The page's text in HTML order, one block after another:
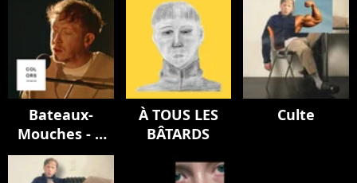
Bateaux-
Mouches - A
COLORS
ENCORE
À TOUS LES
BÂTARDS
Culte